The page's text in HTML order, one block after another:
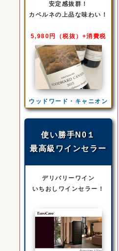
安定感抜群！
カベルネの上品な味わい！
5,980円（税抜）+消費税
ウッドワード・キャニオン
使い勝手N0１
最高級ワインセラー
デリバリーワイン
いちおしワインセラー！